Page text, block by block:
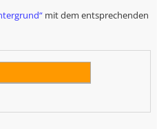
mit dem entsprechenden